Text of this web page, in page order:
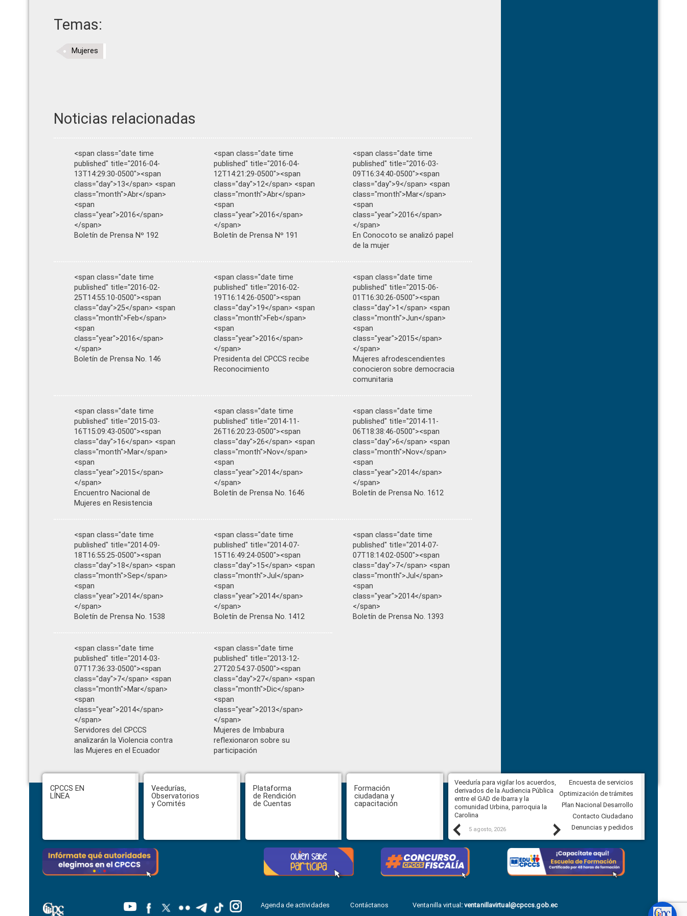
Temas:
Mujeres
Noticias relacionadas
<span class="date time
published" title="2016-04-
13T14:29:30-0500"><span
class="day">13</span> <span
class="month">Abr</span>
<span
class="year">2016</span>
</span>
Boletín de Prensa Nº 192
<span class="date time
published" title="2016-04-
12T14:21:29-0500"><span
class="day">12</span> <span
class="month">Abr</span>
<span
class="year">2016</span>
</span>
Boletín de Prensa Nº 191
<span class="date time
published" title="2016-03-
09T16:34:40-0500"><span
class="day">9</span> <span
class="month">Mar</span>
<span
class="year">2016</span>
</span>
En Conocoto se analizó papel
de la mujer
<span class="date time
published" title="2016-02-
25T14:55:10-0500"><span
class="day">25</span> <span
class="month">Feb</span>
<span
class="year">2016</span>
</span>
Boletín de Prensa No. 146
<span class="date time
published" title="2016-02-
19T16:14:26-0500"><span
class="day">19</span> <span
class="month">Feb</span>
<span
class="year">2016</span>
</span>
Presidenta del CPCCS recibe
Reconocimiento
<span class="date time
published" title="2015-06-
01T16:30:26-0500"><span
class="day">1</span> <span
class="month">Jun</span>
<span
class="year">2015</span>
</span>
Mujeres afrodescendientes
conocieron sobre democracia
comunitaria
<span class="date time
published" title="2015-03-
16T15:09:43-0500"><span
class="day">16</span> <span
class="month">Mar</span>
<span
class="year">2015</span>
</span>
Encuentro Nacional de
Mujeres en Resistencia
<span class="date time
published" title="2014-11-
26T16:20:23-0500"><span
class="day">26</span> <span
class="month">Nov</span>
<span
class="year">2014</span>
</span>
Boletín de Prensa No. 1646
<span class="date time
published" title="2014-11-
06T18:38:46-0500"><span
class="day">6</span> <span
class="month">Nov</span>
<span
class="year">2014</span>
</span>
Boletín de Prensa No. 1612
<span class="date time
published" title="2014-09-
18T16:55:25-0500"><span
class="day">18</span> <span
class="month">Sep</span>
<span
class="year">2014</span>
</span>
Boletín de Prensa No. 1538
<span class="date time
published" title="2014-07-
15T16:49:24-0500"><span
class="day">15</span> <span
class="month">Jul</span>
<span
class="year">2014</span>
</span>
Boletín de Prensa No. 1412
<span class="date time
published" title="2014-07-
07T18:14:02-0500"><span
class="day">7</span> <span
class="month">Jul</span>
<span
class="year">2014</span>
</span>
Boletín de Prensa No. 1393
<span class="date time
published" title="2014-03-
07T17:36:33-0500"><span
class="day">7</span> <span
class="month">Mar</span>
<span
class="year">2014</span>
</span>
Servidores del CPCCS
analizarán la Violencia contra
las Mujeres en el Ecuador
<span class="date time
published" title="2013-12-
27T20:54:37-0500"><span
class="day">27</span> <span
class="month">Dic</span>
<span
class="year">2013</span>
</span>
Mujeres de Imbabura
reflexionaron sobre su
participación
Footer
CPCCS EN
LÍNEA
Veedurías,
Observatorios
y Comités
Plataforma
de Rendición
de Cuentas
Formación
ciudadana y
capacitación
Previous
Abiertas impugnaciones a los
delegados de la Función Judicial a
la Comisión Ciudadana de
Selección para la designación de
Veeduría para vigilar los acuerdos,
derivados de la Audiencia Pública
entre el GAD de Ibarra y la
comunidad Urbina, parroquia la
Carolina
5 agosto, 2026
CPCCS convoca a Veeduría
Ciudadana para vigilar el concurso
5 agosto, 2026
Next
Encuesta de servicios
Optimización de trámites
Plan Nacional Desarrollo
Contacto Ciudadano
Denuncias y pedidos
Agenda de actividades Contáctanos Ventanilla virtual:ventanillavirtual@cpccs.gob.ec